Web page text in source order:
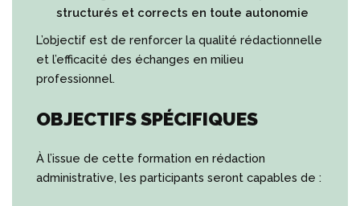
structurés et corrects en toute autonomie
L’objectif est de renforcer la qualité rédactionnelle
et l’efficacité des échanges en milieu
professionnel.
OBJECTIFS SPÉCIFIQUES
À l’issue de cette formation en rédaction
administrative, les participants seront capables de :